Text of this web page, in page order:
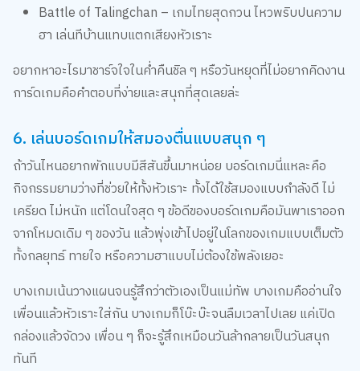
Battle of Talingchan – เกมไทยสุดกวน ไหวพริบปนความ
ฮา เล่นทีบ้านแทบแตกเสียงหัวเราะ
อยากหาอะไรมาชาร์จใจในค่ำคืนชิล ๆ หรือวันหยุดที่ไม่อยากคิดงาน
การ์ดเกมคือคำตอบที่ง่ายและสนุกที่สุดเลยล่ะ
6. เล่นบอร์ดเกมให้สมองตื่นแบบสนุก ๆ
ถ้าวันไหนอยากพักแบบมีสีสันขึ้นมาหน่อย บอร์ดเกมนี่แหละคือ
กิจกรรมยามว่างที่ช่วยให้ทั้งหัวเราะ ทั้งได้ใช้สมองแบบกำลังดี ไม่
เครียด ไม่หนัก แต่โดนใจสุด ๆ ข้อดีของบอร์ดเกมคือมันพาเราออก
จากโหมดเดิม ๆ ของวัน แล้วพุ่งเข้าไปอยู่ในโลกของเกมแบบเต็มตัว
ทั้งกลยุทธ์ ทายใจ หรือความฮาแบบไม่ต้องใช้พลังเยอะ
บางเกมเน้นวางแผนจนรู้สึกว่าตัวเองเป็นแม่ทัพ บางเกมคืออ่านใจ
เพื่อนแล้วหัวเราะใส่กัน บางเกมก็โบ๊ะบ๊ะจนลืมเวลาไปเลย แค่เปิด
กล่องแล้วจัดวง เพื่อน ๆ ก็จะรู้สึกเหมือนวันล้ากลายเป็นวันสนุก
ทันที